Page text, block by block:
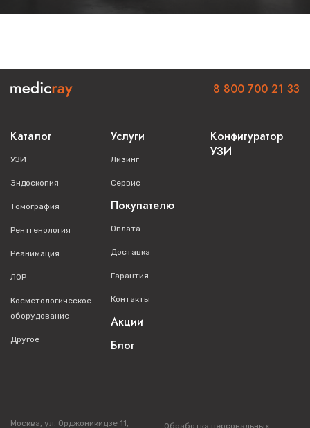
Каталог
УЗИ
Эндоскопия
Томография
Рентгенология
Реанимация
ЛОР
Косметологическое
оборудование
Другое
Услуги
Лизинг
Сервис
Покупателю
Оплата
Доставка
Гарантия
Контакты
Акции
Блог
Конфигуратор
УЗИ
8 800 700 21 33
Москва, ул. Орджоникидзе 11, Обработка персональных